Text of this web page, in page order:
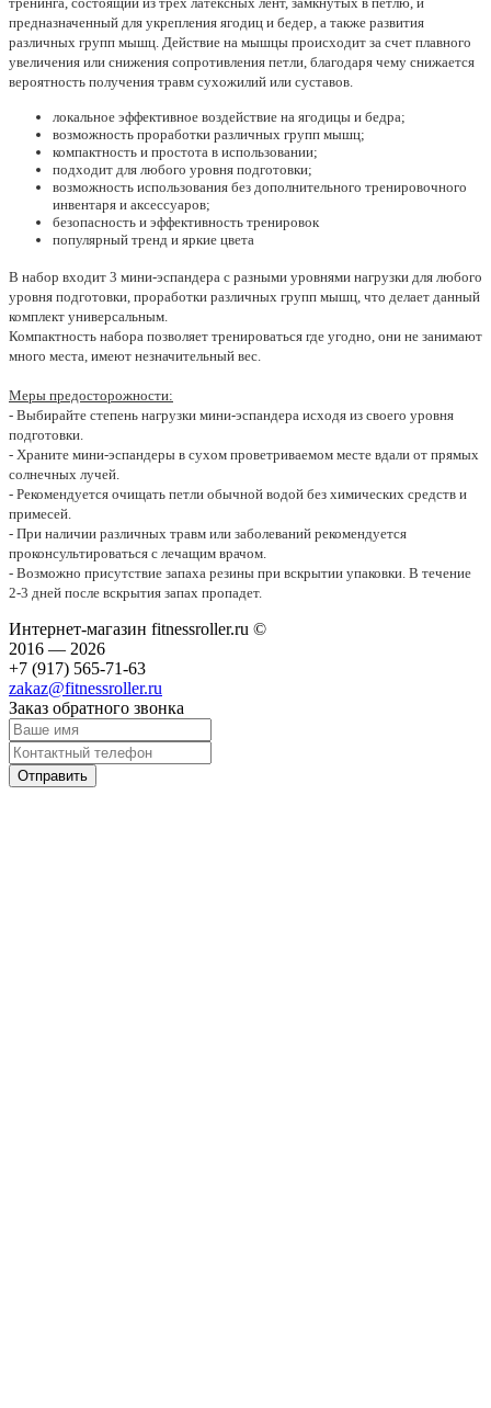
предназначенный для укрепления ягодиц и бедер, а также развития
различных групп мышц. Действие на мышцы происходит за счет плавного
увеличения или снижения сопротивления петли, благодаря чему снижается
вероятность получения травм сухожилий или суставов.
локальное эффективное воздействие на ягодицы и бедра;
возможность проработки различных групп мышц;
компактность и простота в использовании;
подходит для любого уровня подготовки;
возможность использования без дополнительного тренировочного
инвентаря и аксессуаров;
безопасность и эффективность тренировок
популярный тренд и яркие цвета
В набор входит 3 мини-эспандера с разными уровнями нагрузки для любого
уровня подготовки, проработки различных групп мышц, что делает данный
комплект универсальным.
Компактность набора позволяет тренироваться где угодно, они не занимают
много места, имеют незначительный вес.
Меры предосторожности:
- Выбирайте степень нагрузки мини-эспандера исходя из своего уровня
подготовки.
- Храните мини-эспандеры в сухом проветриваемом месте вдали от прямых
солнечных лучей.
- Рекомендуется очищать петли обычной водой без химических средств и
примесей.
- При наличии различных травм или заболеваний рекомендуется
проконсультироваться с лечащим врачом.
- Возможно присутствие запаха резины при вскрытии упаковки. В течение
2-3 дней после вскрытия запах пропадет.
Интернет-магазин fitnessroller.ru ©
2016 — 2026
+7 (917) 565-71-63
zakaz@fitnessroller.ru
Заказ обратного звонка
Отправить